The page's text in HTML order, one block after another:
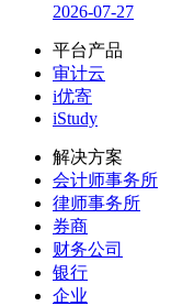
2026-07-27
平台产品
审计云
i优寄
iStudy
解决方案
会计师事务所
律师事务所
券商
财务公司
银行
企业